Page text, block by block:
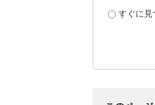
すぐに見